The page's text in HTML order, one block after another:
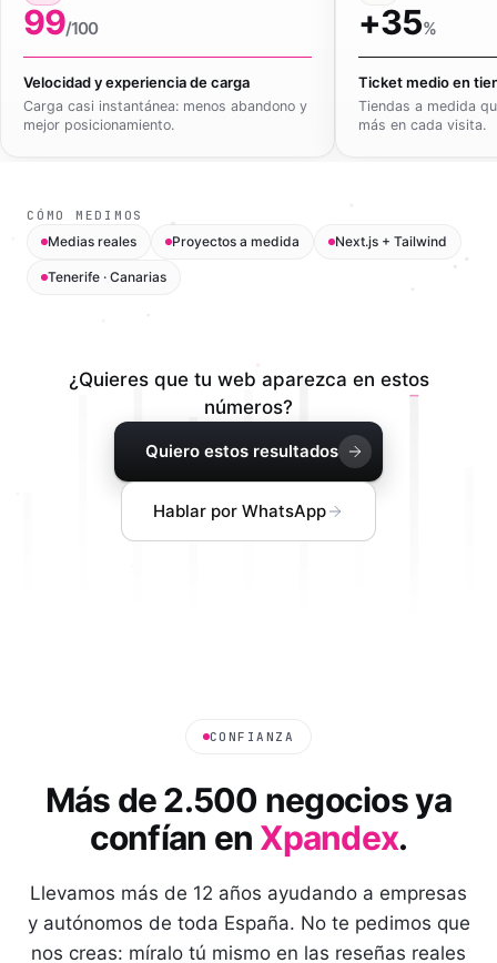
99/100
Velocidad y experiencia de carga
Carga casi instantánea: menos abandono y
mejor posicionamiento.
+35%
Ticket medio en
Tiendas a medida
más en cada visita.
CÓMO MEDIMOS
Medias reales Proyectos a medida Next.js + Tailwind
Tenerife · Canarias
¿Quieres que tu web aparezca en estos
números?
Quiero estos resultados
Hablar por WhatsApp
CONFIANZA
Más de 2.500 negocios ya
confían en Xpandex.
Llevamos más de 12 años ayudando a empresas
y autónomos de toda España. No te pedimos que
nos creas: míralo tú mismo en las reseñas reales